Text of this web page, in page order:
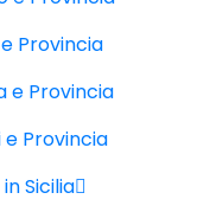
Provincia
e Provincia
Provincia
Sicilia